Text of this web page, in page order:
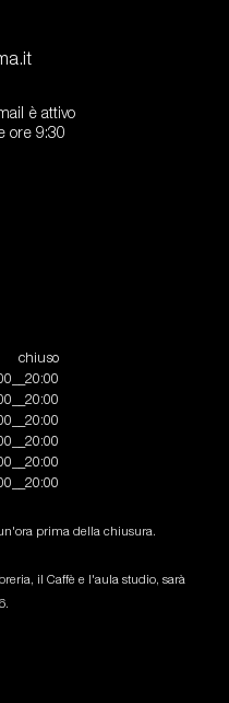
è attivo
ore 9:30
chiuso
prima della chiusura.
il Caffè e l'aula studio, sarà